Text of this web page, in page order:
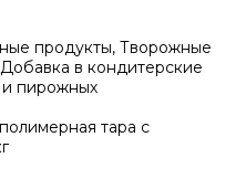
продукты, Творожные
в кондитерские
и пирожных
тара с